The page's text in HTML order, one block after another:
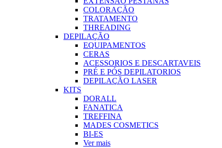
COLORAÇÃO
TRATAMENTO
THREADING
DEPILAÇÃO
EQUIPAMENTOS
CERAS
ACESSORIOS E DESCARTAVEIS
PRÉ E PÓS DEPILATORIOS
DEPILAÇÃO LASER
KITS
DORALL
FANATICA
TREFFINA
MADES COSMETICS
BI-ES
Ver mais